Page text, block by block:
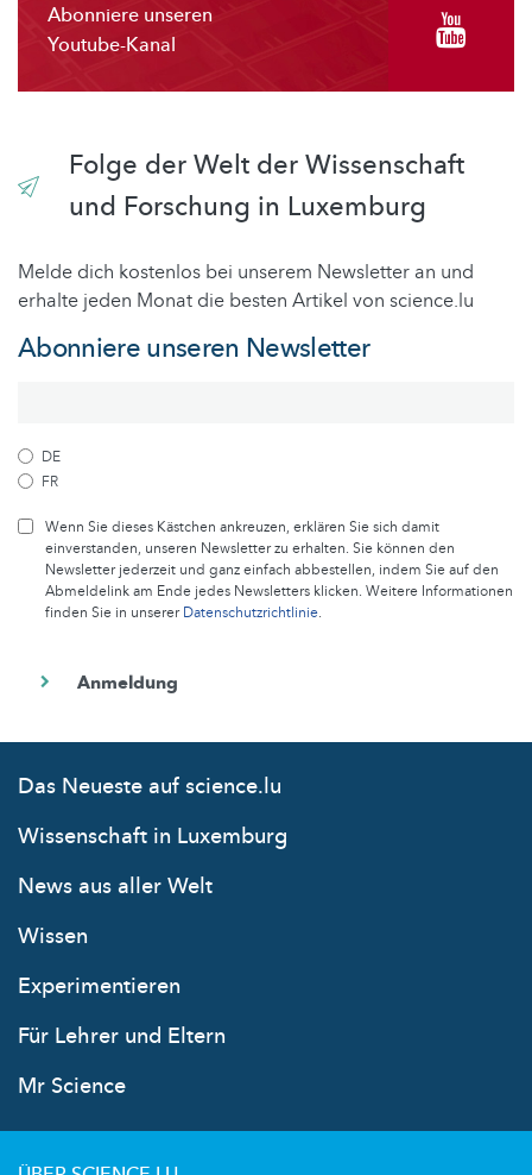
Abonniere unseren
Youtube-Kanal
Folge der Welt der Wissenschaft
und Forschung in Luxemburg
Melde dich kostenlos bei unserem Newsletter an und
erhalte jeden Monat die besten Artikel von science.lu
Abonniere unseren Newsletter
DE
FR
Wenn Sie dieses Kästchen ankreuzen, erklären Sie sich damit
einverstanden, unseren Newsletter zu erhalten. Sie können den
Newsletter jederzeit und ganz einfach abbestellen, indem Sie auf den
Abmeldelink am Ende jedes Newsletters klicken. Weitere Informationen
finden Sie in unsererDatenschutzrichtlinie.
Das Neueste auf science.lu
Wissenschaft in Luxemburg
News aus aller Welt
Wissen
Experimentieren
Für Lehrer und Eltern
Mr Science